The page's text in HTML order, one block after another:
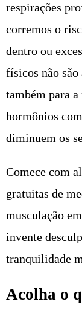
respirações
corremos o
dentro ou
físicos não são
também para
hormônios
diminuem os
Comece com
gratuitas de
musculação
invente
tranquilidade
Acolha o